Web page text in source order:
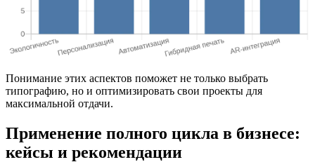
Понимание этих аспектов поможет не только выбрать
типографию, но и оптимизировать свои проекты для
максимальной отдачи.
Применение полного цикла в бизнесе:
кейсы и рекомендации